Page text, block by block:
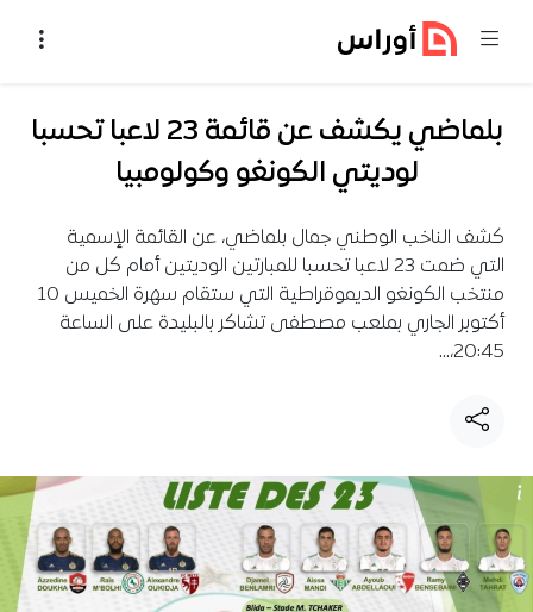
بلماضي يكشف عن قائمة 23 لاعبا تحسبا
لوديتي الكونغو وكولومبيا
كشف الناخب الوطني جمال بلماضي، عن القائمة الإسمية
التي ضمت 23 لاعبا تحسبا للمبارتين الوديتين أمام كل من
منتخب الكونغو الديموقراطية التي ستقام سهرة الخميس 10
أكتوبر الجاري بملعب مصطفى تشاكر بالبليدة على الساعة
20:45،…